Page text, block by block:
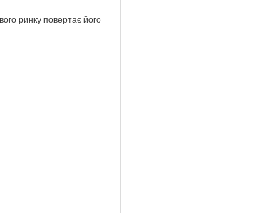
ринку повертає його